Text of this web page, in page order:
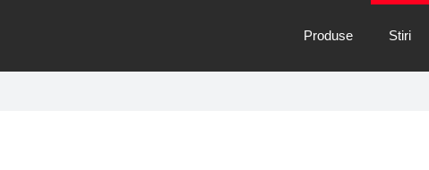
Produse Stiri